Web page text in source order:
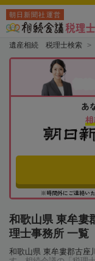
朝日新聞社運営
遺産相続 税理士検索
あ
※時間外にご連絡い
和歌山県 東牟婁
理士事務所 一覧
和歌山県 東牟婁郡古座